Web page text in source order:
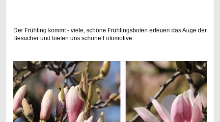
Der Frühling kommt - viele, schöne Frühlingsboten erfeuen das Auge der
Besucher und bieten uns schöne Fotomotive.